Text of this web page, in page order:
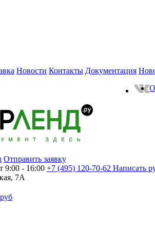
Новости Контакты Документация
Отправить заявку
9:00 - 16:00 +7 (495) 120-70-62 Написать
7А